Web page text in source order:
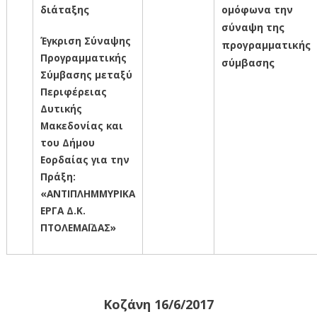
διάταξης
Έγκριση Σύναψης
Προγραμματικής
Σύμβασης μεταξύ
Περιφέρειας
Δυτικής
Μακεδονίας και
του Δήμου
Εορδαίας για την
Πράξη:
«ΑΝΤΙΠΛΗΜΜΥΡΙΚΑ
ΕΡΓΑ Δ.Κ.
ΠΤΟΛΕΜΑΪΔΑΣ»
ομόφωνα την
σύναψη της
προγραμματικής
σύμβασης
Κοζάνη 16/6/2017